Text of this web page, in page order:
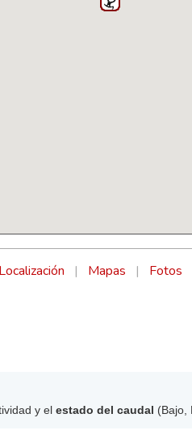
Localización | Mapas | Fotos
y el estado del caudal (Bajo,